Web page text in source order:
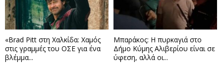
«Brad Pitt στη Χαλκίδα: Χαμός
στις γραμμές του ΟΣΕ για ένα
βλέμμα...
Μπαράκος: Η πυρκαγιά στο
Δήμο Κύμης Αλιβερίου είναι σε
ύφεση, αλλά οι...